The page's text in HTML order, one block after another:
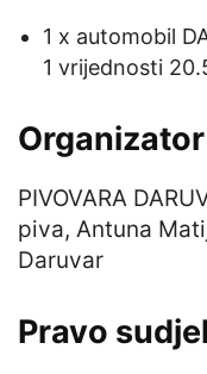
1 x automobil
1 vrijednosti
PIVOVARA
piva, Antuna
Daruvar
Pravo